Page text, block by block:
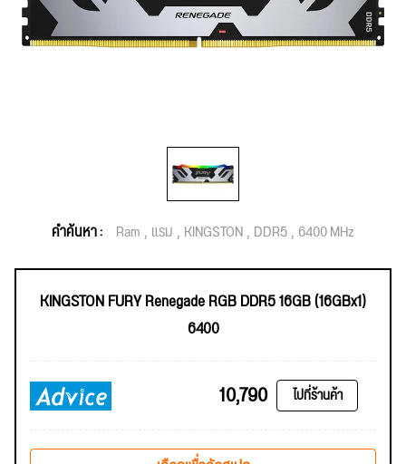
คำค้นหา : Ram แรม KINGSTON DDR5 6400 MHz
KINGSTON FURY Renegade RGB DDR5 16GB (16GBx1)
6400
10,790 ไปที่ร้านค้า